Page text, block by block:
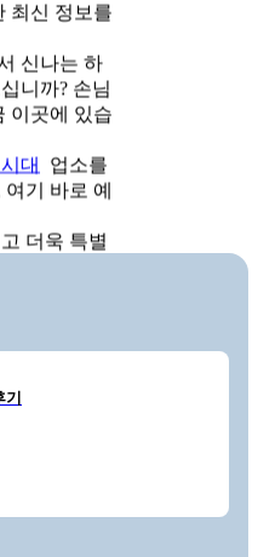
최신 정보를
신나는 하
니까? 손님
이곳에 있습
대
업소를
기 바로 예
더욱 특별